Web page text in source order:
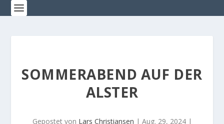
SOMMERABEND AUF DER
ALSTER
Gepostet von Lars Christiansen | Aug. 29, 2024|